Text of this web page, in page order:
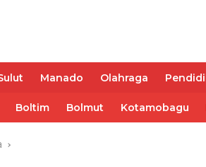
Manado Olahraga
Boltim Bolmut Kotamobagu